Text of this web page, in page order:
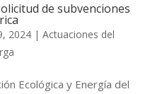
de subvenciones
2024| Actuaciones del
Ecológica y Energía del